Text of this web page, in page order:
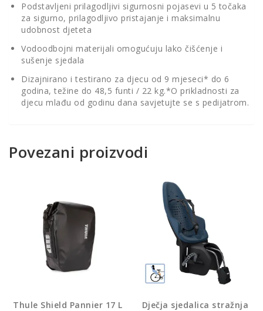
Podstavljeni prilagodljivi sigurnosni pojasevi u 5 točaka
za sigurno, prilagodljivo pristajanje i maksimalnu
udobnost djeteta
Vodoodbojni materijali omogućuju lako čišćenje i
sušenje sjedala
Dizajnirano i testirano za djecu od 9 mjeseci* do 6
godina, težine do 48,5 funti / 22 kg.*O prikladnosti za
djecu mlađu od godinu dana savjetujte se s pedijatrom.
Povezani proizvodi
Thule Shield Pannier 17 L
Dječja sjedalica stražnja